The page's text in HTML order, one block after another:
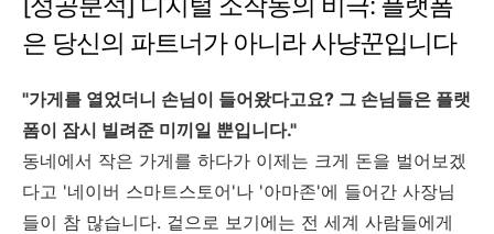
은 당신의 파트너가 아니라 사냥꾼입니다
"가게를 열었더니 손님이 들어왔다고요? 그 손님들은 플랫
폼이 잠시 빌려준 미끼일 뿐입니다."
동네에서 작은 가게를 하다가 이제는 크게 돈을 벌어보겠
다고 '네이버 스마트스토어'나 '아마존'에 들어간 사장님
들이 참 많습니다. 겉으로 보기에는 전 세계 사람들에게